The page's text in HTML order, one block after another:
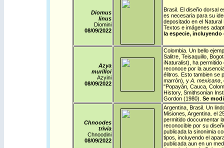
Diomus
linus
Diomini
08/09/2022
Brasil. El diseño dorsal
es necesaria para su
depositado en el
Textos e imágenes
la especie, incluyendo
Azya
murilloi
Azyini
08/09/2022
Colombia. Un bello
Salitre, Teisaquillo,
iNaturalist), ha
reconoce por la
élitros. Esto tambien se
marrón), y A. mexicana,
"Popayán, Cauca,
History, Smithsonian
Gordon (1980). Se
Chnoodes
trivia
Chnoodini
08/09/2022
Argentina, Brasil. Un
Misiones, Argentina. el
permitido doccumentar
reconocible por su
publicada la sinonimia
tipos, incluyendo el
publicada aun en un